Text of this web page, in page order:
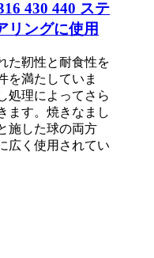
430 440 ステ
リングに使用
た靭性と耐食性を
を満たしていま
処理によってさら
ます。焼きなまし
施した球の両方
広く使用されてい